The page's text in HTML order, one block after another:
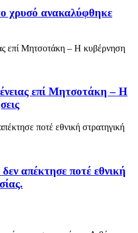
χρυσό ανακαλύφθηκε
επί Μητσοτάκη – Η
απέκτησε ποτέ εθνική